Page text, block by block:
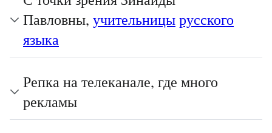
Павловны, учительницырусского
языка
Репка на телеканале, где много
рекламы